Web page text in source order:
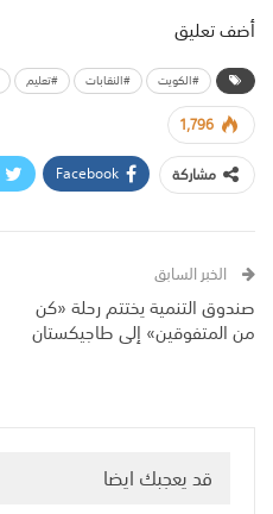
أضف تعليق
#الكويت #النقابات #تعليم
1,796
مشاركة
Facebook
الخبر السابق
صندوق التنمية يختتم رحلة «كن
من المتفوقين» إلى طاجيكستان
قد يعجبك ايضا